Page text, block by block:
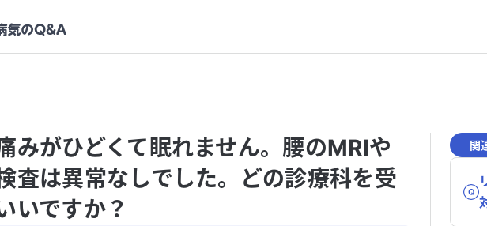
みがひどくて眠れません。腰のMRIや
査は異常なしでした。どの診療科を受
いですか？
関